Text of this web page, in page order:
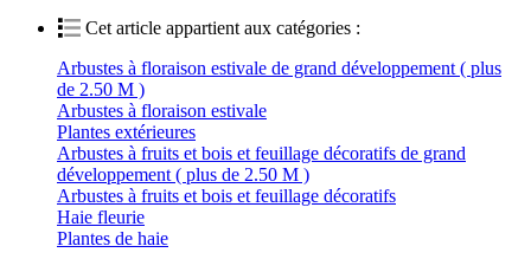
Cet article appartient aux catégories :
Arbustes à floraison estivale de grand développement ( plus
de 2.50 M )
Arbustes à floraison estivale
Plantes extérieures
Arbustes à fruits et bois et feuillage décoratifs de grand
développement ( plus de 2.50 M )
Arbustes à fruits et bois et feuillage décoratifs
Haie fleurie
Plantes de haie